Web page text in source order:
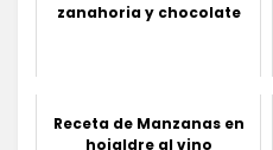
zanahoria y chocolate
Receta de Manzanas en
hojaldre al vino